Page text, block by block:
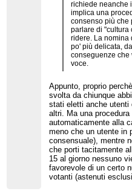
richiede neanche
implica una
consenso più che
parlare di "cultura
ridere. La nomina
po' più delicata,
conseguenze
voce.
Appunto, proprio
svolta da chiunque
stati eletti anche utenti
altri. Ma una
automaticamente alla
meno che un utente in
consensuale), mentre
che porti tacitamente
15 al giorno nessuno
favorevole di un certo
votanti (astenuti